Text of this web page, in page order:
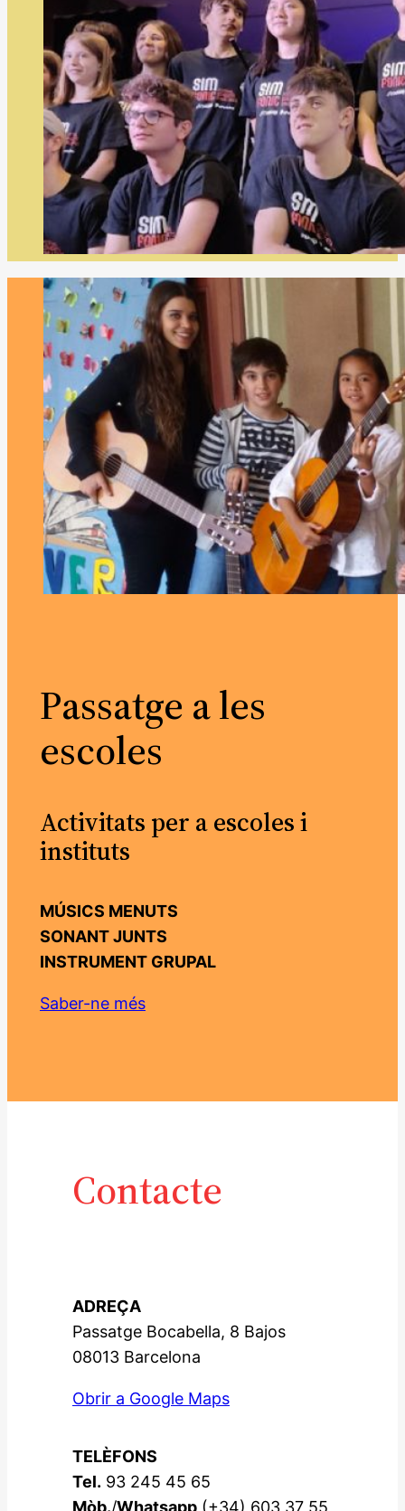
Passatge a les
escoles
Activitats per a escoles i
instituts
MÚSICS MENUTS
SONANT JUNTS
INSTRUMENT GRUPAL
Saber-ne més
Contacte
ADREÇA
Passatge Bocabella, 8 Bajos
08013 Barcelona
Obrir a Google Maps
TELÈFONS
Tel. 93 245 45 65
Mòb./Whatsapp (+34) 603 37 55